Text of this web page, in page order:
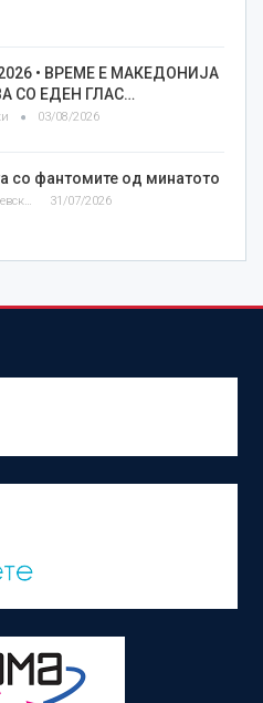
• ВРЕМЕ Е МАКЕДОНИЈА
СО ЕДЕН ГЛАС…
03/08/2026
со фантомите од минатото
Златко Теодосиевски 31/07/2026